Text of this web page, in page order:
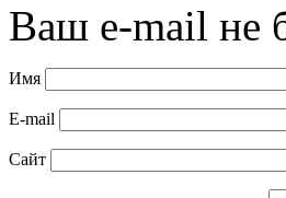
Ваш e-mail не
Имя
E-mail
Сайт